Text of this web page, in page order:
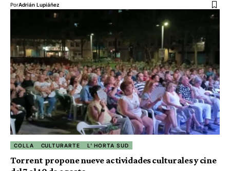
PorAdrián Lupiáñez
COLLA CULTURARTE L' HORTA SUD
Torrent propone nueve actividades culturales y cine